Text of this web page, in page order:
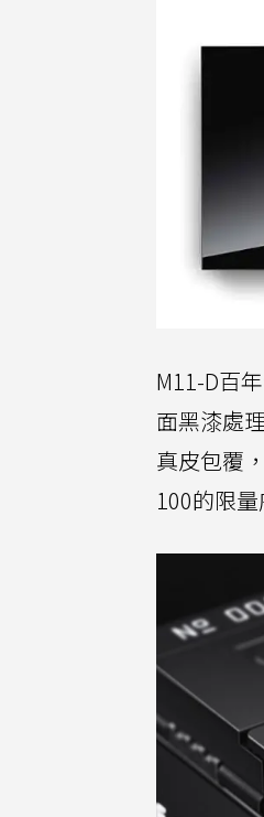
M11-D百
面黑漆處
真皮包覆
100的限